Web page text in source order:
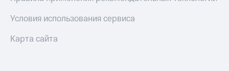
Условия использования сервиса
Карта сайта